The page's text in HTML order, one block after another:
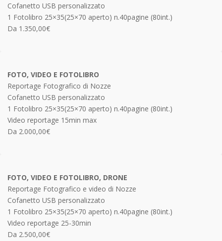
Cofanetto USB personalizzato
1 Fotolibro 25×35(25×70 aperto) n.40pagine (80int.)
Da 1.350,00€
FOTO, VIDEO E FOTOLIBRO
Reportage Fotografico di Nozze
Cofanetto USB personalizzato
1 Fotolibro 25×35(25×70 aperto) n.40pagine (80int.)
Video reportage 15min max
Da 2.000,00€
FOTO, VIDEO E FOTOLIBRO, DRONE
Reportage Fotografico e video di Nozze
Cofanetto USB personalizzato
1 Fotolibro 25×35(25×70 aperto) n.40pagine (80int.)
Video reportage 25-30min
Da 2.500,00€